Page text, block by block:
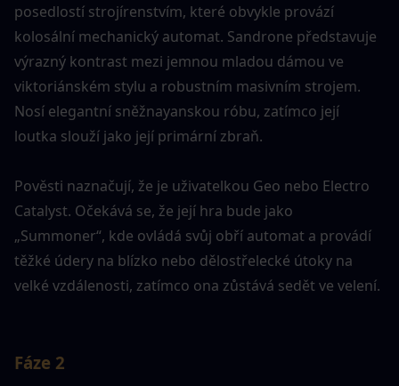
posedlostí strojírenstvím, které obvykle provází
kolosální mechanický automat. Sandrone představuje
výrazný kontrast mezi jemnou mladou dámou ve
viktoriánském stylu a robustním masivním strojem.
Nosí elegantní sněžnayanskou róbu, zatímco její
loutka slouží jako její primární zbraň.
Pověsti naznačují, že je uživatelkou Geo nebo Electro
Catalyst. Očekává se, že její hra bude jako
„Summoner“, kde ovládá svůj obří automat a provádí
těžké údery na blízko nebo dělostřelecké útoky na
velké vzdálenosti, zatímco ona zůstává sedět ve velení.
Fáze 2